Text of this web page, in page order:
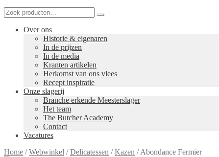
Over ons
Historie & eigenaren
In de prijzen
In de media
Kranten artikelen
Herkomst van ons vlees
Recept inspiratie
Onze slagerij
Branche erkende Meesterslager
Het team
The Butcher Academy
Contact
Vacatures
Home /Webwinkel /Delicatessen /Kazen /Abondance Fermier